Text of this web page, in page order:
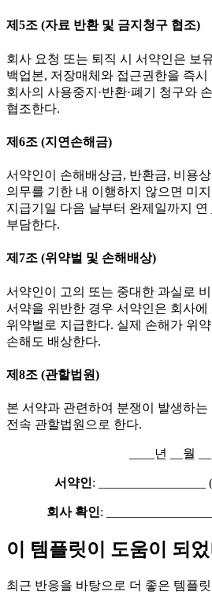
제5조 (자료 반환 및 금지청구 협조)
회사 요청 또는 퇴직 시 서약인은 보
백업본, 저장매체와 접근권한을 즉시
회사의 사용중지·반환·폐기 청구와
협조한다.
제6조 (지연손해금)
서약인이 손해배상금, 반환금, 비용
의무를 기한 내 이행하지 않으면 미
지급기일 다음 날부터 완제일까지 연
부담한다.
제7조 (위약벌 및 손해배상)
서약인이 고의 또는 중대한 과실로
서약을 위반한 경우 서약인은 회사에
위약벌로 지급한다. 실제 손해가 위
손해도 배상한다.
제8조 (관할법원)
본 서약과 관련하여 분쟁이 발생하
전속 관할법원으로 한다.
____년 __월
서약인:
회사 확인:
이 템플릿이 도움이 되
최근 반응을 바탕으로 더 좋은 템플